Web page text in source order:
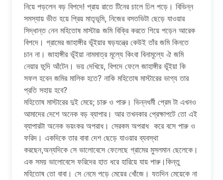
নিয়ে পড়লেন বড় বিপদে! প্রায় রাতে টিনের চালে ঢিল পড়ে। বিভিন্ন
সমস্যায় ভীত হয়ে প্রিয় মাতৃভূমি, নিজের বসতভিটা ছেড়ে যাওয়ার
সিদ্ধান্ত নেন মহিতোষ মাস্টার৷ জমি বিক্রি করতে গিয়ে পড়েন আরেক
বিপদে। গ্রামের জাহাঙ্গীর ভূঁইয়ার ষড়যন্ত্রে কেউই তাঁর জমি কিনতে
চান না। জাহাঙ্গীর ভূঁইয়া নামমাত্র মূল্যে কিংবা বিনামূল্যে ঐ জমি
নেয়ার ফন্দি আঁটেন। ভয় দেখিয়ে, বিপদে ফেলে জাহাঙ্গীর ভূঁইয়া কি
সফল হবেন জমির মালিক হতে? নাকি মহিতোষ মাস্টারের ভাগ্য তার
প্রতি সহায় হবে?
মহিতোষ মাস্টারের দুই মেয়ে; চারু ও পারু। ভিন্নধর্মী প্রেম টা এখনও
আমাদের দেশে অনেক বড় ব্যাপার। আর তখনকার প্রেক্ষাপটে তো এই
ব্যাপারটা অনেক ভয়ংকর অপরাধ। সেরকম অপরাধ করে বসে পারু ও
ফরিদ। একদিকে তার বাবা দেশ ছেড়ে যাওয়ার ব্যবস্থা
করছেন,অন্যদিকে সে ভালোবেসে ফেলেছে গ্রামের মুসলমান ছেলেকে।
এক সময় ভালোবেসে ফরিদের হাত ধরে হারিয়ে যায় পারু।কিন্তু
মহিতোষ তো বাবা। সে নেমে পড়ে মেয়ের খোঁজে। যতদিন মেয়েকে না